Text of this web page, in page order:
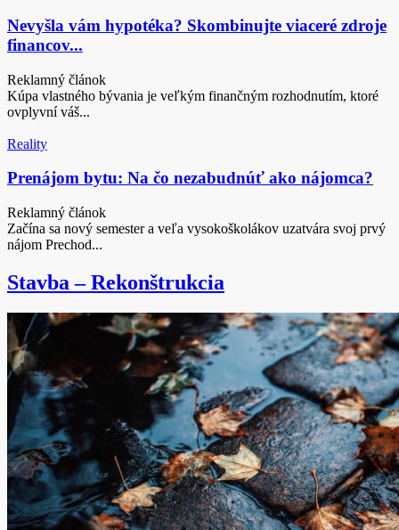
Nevyšla vám hypotéka? Skombinujte viaceré zdroje
financov...
Reklamný článok
Kúpa vlastného bývania je veľkým finančným rozhodnutím, ktoré
ovplyvní váš...
Reality
Prenájom bytu: Na čo nezabudnúť ako nájomca?
Reklamný článok
Začína sa nový semester a veľa vysokoškolákov uzatvára svoj prvý
nájom Prechod...
Stavba – Rekonštrukcia